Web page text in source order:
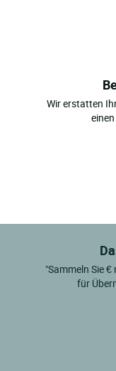
Wir erstatten
"Sammeln Sie
für